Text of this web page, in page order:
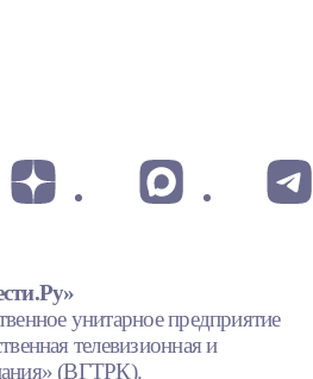
унитарное предприятие
телевизионная и
(ВГТРК).